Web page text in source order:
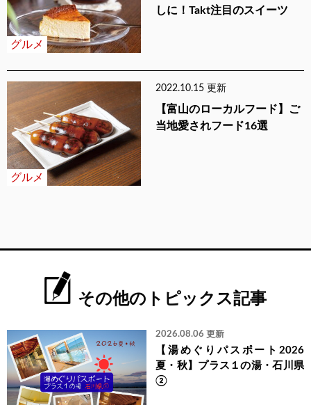
グルメ
しに！Takt注目のスイーツ
グルメ
2022.10.15 更新
【富山のローカルフード】ご
当地愛されフード16選
その他のトピックス記事
2026.08.06 更新
【湯めぐりパスポート2026
夏・秋】プラス１の湯・石川県
②